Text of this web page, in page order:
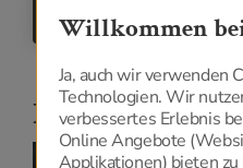
Niederlassungen
Willkommen
Ja, auch wir verwenden
Technologien. Wir
verbessertes Erlebnis
Online Angebote
Applikationen) bieten